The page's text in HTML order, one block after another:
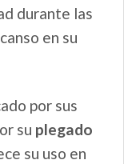
durante las
en su
por sus
su plegado
su uso en